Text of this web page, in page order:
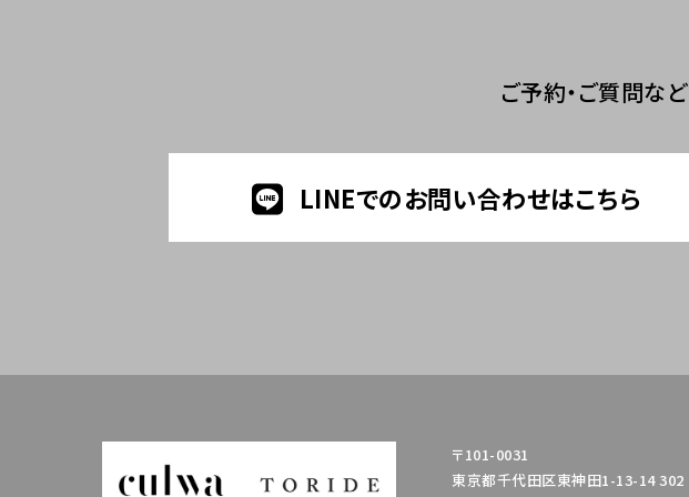
ご予約・ご質問など
LINEでのお問い合わせはこちら
〒101-0031
東京都千代田区東神田1-13-14 302